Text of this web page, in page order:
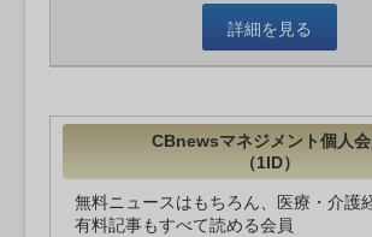
詳細を見る
CBnewsマネジメント個人
（1ID）
無料ニュースはもちろん、医療・介護
有料記事もすべて読める会員